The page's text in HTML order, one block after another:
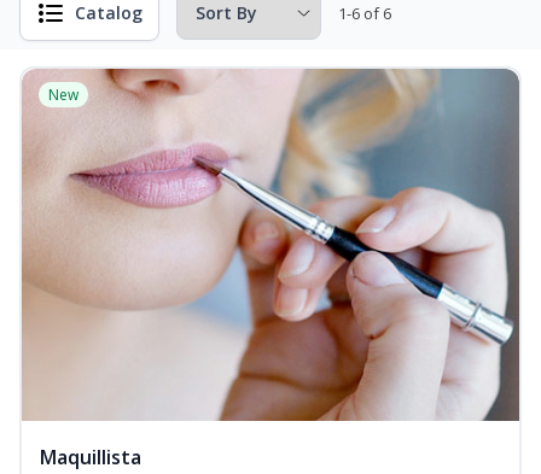
Catalog 1-6 of 6
New
Maquillista